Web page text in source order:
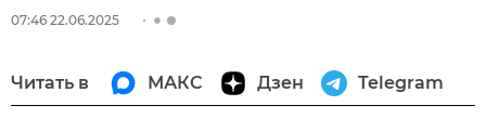
07:46 22.06.2025
Читать в МАКС Дзен Telegram